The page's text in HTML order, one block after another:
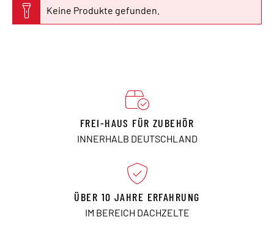
Keine Produkte gefunden.
FREI-HAUS FÜR ZUBEHÖR
INNERHALB DEUTSCHLAND
ÜBER 10 JAHRE ERFAHRUNG
IM BEREICH DACHZELTE